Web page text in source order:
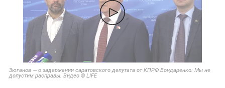
Зюганов — о задержании саратовского депутата от КПРФ Бондаренко: Мы не
допустим расправы. Видео © LIFE